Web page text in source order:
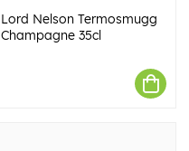
Lord Nelson Termosmugg
Champagne 35cl